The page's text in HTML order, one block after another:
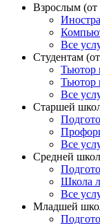
Взрослым (от
Все
Студентам
Тьютор
Тьютор
Все
Старшей
Все
Средней
Школа
Все
Младшей